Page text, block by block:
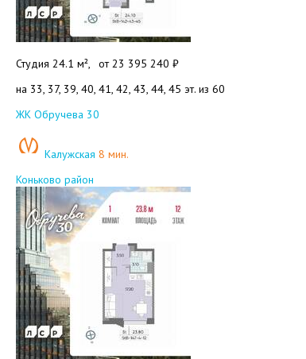
Студия 24.1 м², от23 395 240 ₽
на 33, 37, 39, 40, 41, 42, 43, 44, 45 эт. из 60
Добавить в избранное
ЖК Обручева 30
Калужская 8 мин.
Коньково район